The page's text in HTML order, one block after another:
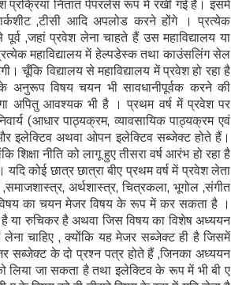
प्रक्रिया नितांत पेपरलेस रूप में रखी गई है। इसमें
,टीसी आदि अपलोड करने होंगे । प्रत्येक
,जहां प्रवेश लेना चाहते हैं उस महाविद्यालय या
महाविद्यालय में हेल्पडेस्क तथा काउंसलिंग सेल
चूँकि विद्यालय से महाविद्यालय में प्रवेश हो रहा है
के अनुरूप विषय चयन भी सावधानीपूर्वक करने की
अपितु आवश्यक भी है । प्रथम वर्ष में प्रवेश पर
(आधार पाठ्यक्रम, व्यावसायिक पाठ्यक्रम एवं
इलेक्टिव अथवा ओपन इलेक्टिव सब्जेक्ट होते हैं।
नीति को लागू हुए तीसरा वर्ष आरंभ हो रहा है
कोई छात्र छात्रा बीए प्रथम वर्ष में प्रवेश लेता
अर्थशास्त्र, चित्रकला, भूगोल ,संगीत
का चयन मेजर विषय के रूप में कर सकता है ।
है या रुचिकर है अथवा जिस विषय का विशेष अध्ययन
चाहिए , क्योंकि यह मेजर सब्जेक्ट ही है जिसमें
सब्जेक्ट के दो प्रश्न पत्र होते हैं ,जिनका अध्ययन
लिया जा सकता है तथा इलेक्टिव के रूप में भी बी ए